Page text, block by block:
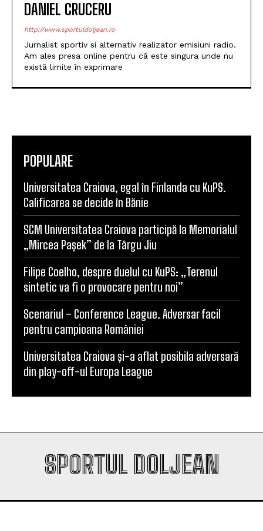
http://www.sportuldoljean.ro
Jurnalist sportiv si alternativ realizator emisiuni radio.
Am ales presa online pentru că este singura unde nu
există limite în exprimare
Calificarea se decide în Bănie
SCM Universitatea Craiova participă la Memorialul
„Mircea Pașek” de la Târgu Jiu
Filipe Coelho, despre duelul cu KuPS: „Terenul
sintetic va fi o provocare pentru noi”
Scenariul – Conference League. Adversar facil
pentru campioana României
Universitatea Craiova și-a aflat posibila adversară
din play-off-ul Europa League
SPORTUL DOLJEAN